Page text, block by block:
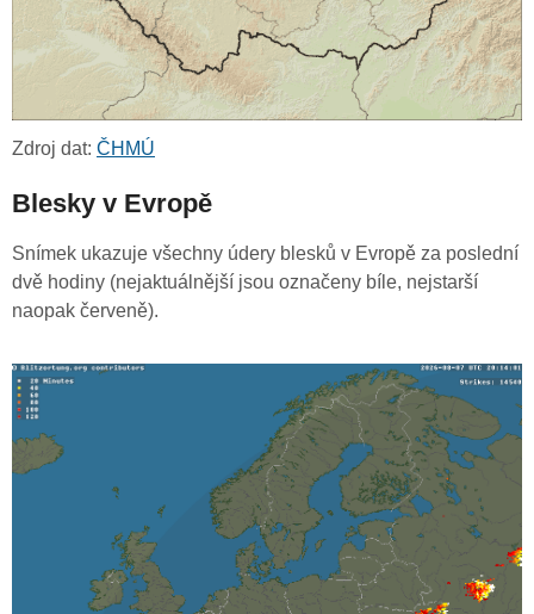
Zdroj dat: ČHMÚ
Blesky v Evropě
Snímek ukazuje všechny údery blesků v Evropě za poslední
dvě hodiny (nejaktuálnější jsou označeny bíle, nejstarší
naopak červeně).